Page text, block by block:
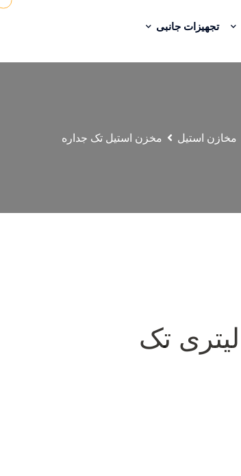
تجهیزات جانبی
مخازن استیل مخزن استیل تک جداره
مخزن استیل 500 لیتری تک